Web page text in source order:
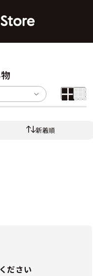
新着順
ださい